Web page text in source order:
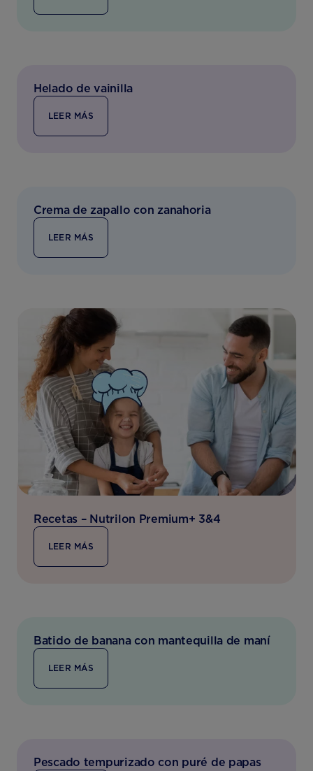
Helado de vainilla
LEER MÁS
Crema de zapallo con zanahoria
LEER MÁS
Recetas – Nutrilon Premium+ 3&4
LEER MÁS
Batido de banana con mantequilla de maní
LEER MÁS
Pescado tempurizado con puré de papas